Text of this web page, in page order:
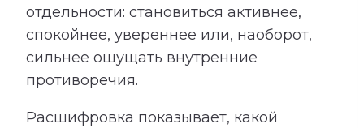
отдельности: становиться активнее,
спокойнее, увереннее или, наоборот,
сильнее ощущать внутренние
противоречия.
Расшифровка показывает, какой